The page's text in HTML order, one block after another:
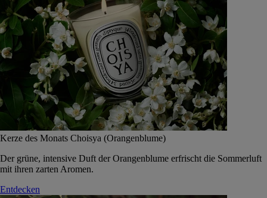
Kerze des Monats Choisya (Orangenblume)
Der grüne, intensive Duft der Orangenblume erfrischt die Sommerluft
mit ihren zarten Aromen.
Entdecken